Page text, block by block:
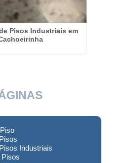
Pisos Industriais em
Industriais
Pisos